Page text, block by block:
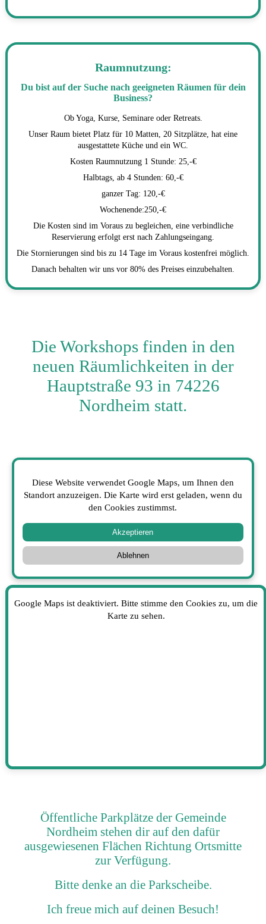
Raumnutzung:
Du bist auf der Suche nach geeigneten Räumen für dein
Business?
Ob Yoga, Kurse, Seminare oder Retreats.
Unser Raum bietet Platz für 10 Matten, 20 Sitzplätze, hat eine
ausgestattete Küche und ein WC.
Kosten Raumnutzung 1 Stunde: 25,-€
Halbtags, ab 4 Stunden: 60,-€
ganzer Tag: 120,-€
Wochenende:250,-€
Die Kosten sind im Voraus zu begleichen, eine verbindliche
Reservierung erfolgt erst nach Zahlungseingang.
Die Stornierungen sind bis zu 14 Tage im Voraus kostenfrei möglich.
Danach behalten wir uns vor 80% des Preises einzubehalten.
Die Workshops finden in den
neuen Räumlichkeiten in der
Hauptstraße 93 in 74226
Nordheim statt.
Diese Website verwendet Google Maps, um Ihnen den
Standort anzuzeigen. Die Karte wird erst geladen, wenn du
den Cookies zustimmst.
Akzeptieren
Ablehnen
Google Maps ist deaktiviert. Bitte stimme den Cookies zu, um die
Karte zu sehen.
Öffentliche Parkplätze der Gemeinde
Nordheim stehen dir auf den dafür
ausgewiesenen Flächen Richtung Ortsmitte
zur Verfügung.
Bitte denke an die Parkscheibe.
Ich freue mich auf deinen Besuch!